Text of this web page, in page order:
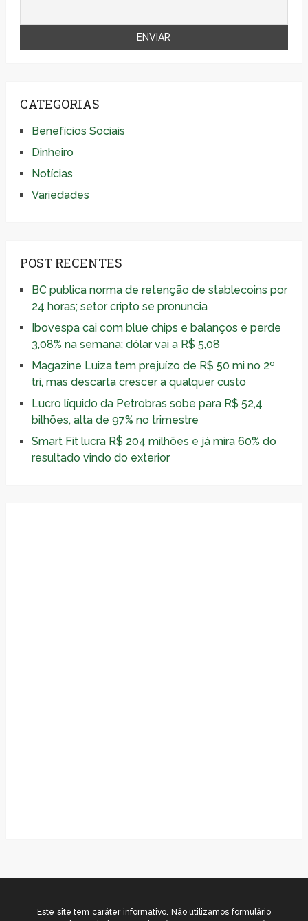
CATEGORIAS
Benefícios Sociais
Dinheiro
Notícias
Variedades
POST RECENTES
BC publica norma de retenção de stablecoins por
24 horas; setor cripto se pronuncia
Ibovespa cai com blue chips e balanços e perde
3,08% na semana; dólar vai a R$ 5,08
Magazine Luiza tem prejuízo de R$ 50 mi no 2º
tri, mas descarta crescer a qualquer custo
Lucro líquido da Petrobras sobe para R$ 52,4
bilhões, alta de 97% no trimestre
Smart Fit lucra R$ 204 milhões e já mira 60% do
resultado vindo do exterior
Este site tem caráter informativo. Não utilizamos formulário